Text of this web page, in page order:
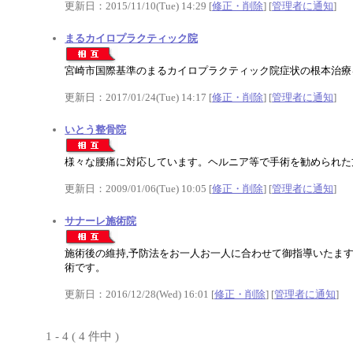
更新日：2015/11/10(Tue) 14:29 [修正・削除] [管理者に通知]
まるカイロプラクティック院
宮崎市国際基準のまるカイロプラクティック院症状の根本治
更新日：2017/01/24(Tue) 14:17 [修正・削除] [管理者に通知]
いとう整骨院
様々な腰痛に対応しています。ヘルニア等で手術を勧められ
更新日：2009/01/06(Tue) 10:05 [修正・削除] [管理者に通知]
サナーレ施術院
施術後の維持,予防法をお一人お一人に合わせて御指導いたま
術です。
更新日：2016/12/28(Wed) 16:01 [修正・削除] [管理者に通知]
1 - 4 ( 4 件中 )